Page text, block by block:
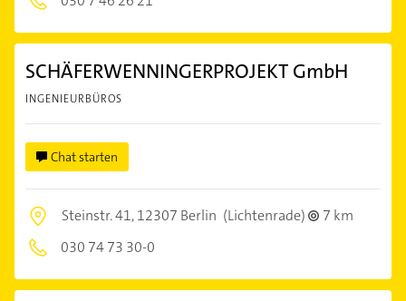
SCHÄFERWENNINGERPROJEKT GmbH
INGENIEURBÜROS
Chat starten
Steinstr. 41,12307 Berlin (Lichtenrade)
7 km
030 74 73 30-0